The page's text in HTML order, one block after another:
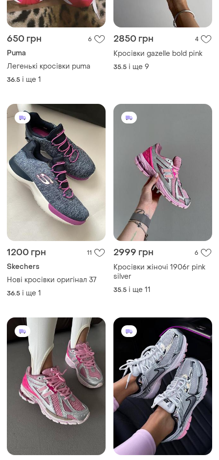
650 грн 6
Puma
Легенькі кросівки puma
36.5 і ще 1
2850 грн 4
Кросівки gazelle bold pink
35.5 і ще 9
1200 грн 11
Skechers
Нові кросівки оригінал 37
36.5 і ще 1
2999 грн 6
Кросівки жіночі 1906r pink
silver
35.5 і ще 11